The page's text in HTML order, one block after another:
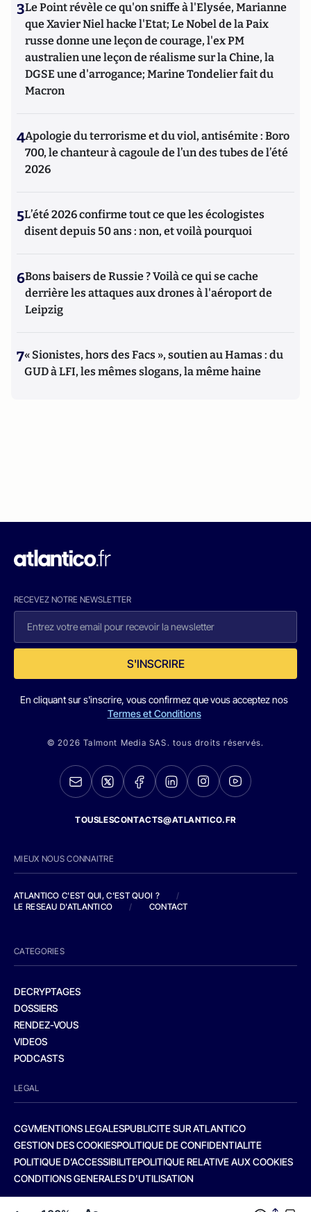
3Le Point révèle ce qu'on sniffe à l'Elysée, Marianne
que Xavier Niel hacke l'Etat; Le Nobel de la Paix
russe donne une leçon de courage, l'ex PM
australien une leçon de réalisme sur la Chine, la
DGSE une d'arrogance; Marine Tondelier fait du
Macron
4Apologie du terrorisme et du viol, antisémite : Boro
700, le chanteur à cagoule de l’un des tubes de l’été
2026
5L’été 2026 confirme tout ce que les écologistes
disent depuis 50 ans : non, et voilà pourquoi
6Bons baisers de Russie ? Voilà ce qui se cache
derrière les attaques aux drones à l'aéroport de
Leipzig
7« Sionistes, hors des Facs », soutien au Hamas : du
GUD à LFI, les mêmes slogans, la même haine
RECEVEZ NOTRE NEWSLETTER
S'INSCRIRE
En cliquant sur s'inscrire, vous confirmez que vous acceptez nos
Termes et Conditions
© 2026 Talmont Media SAS. tous droits réservés.
TOUSLESCONTACTS@ATLANTICO.FR
MIEUX NOUS CONNAITRE
ATLANTICO C'EST QUI, C'EST QUOI ?
/
LE RESEAU D'ATLANTICO
/ CONTACT
CATEGORIES
DECRYPTAGES
DOSSIERS
RENDEZ-VOUS
VIDEOS
PODCASTS
LEGAL
CGVMENTIONS LEGALESPUBLICITE SUR ATLANTICO
GESTION DES COOKIESPOLITIQUE DE CONFIDENTIALITE
POLITIQUE D’ACCESSIBILITEPOLITIQUE RELATIVE AUX COOKIES
CONDITIONS GENERALES D’UTILISATION